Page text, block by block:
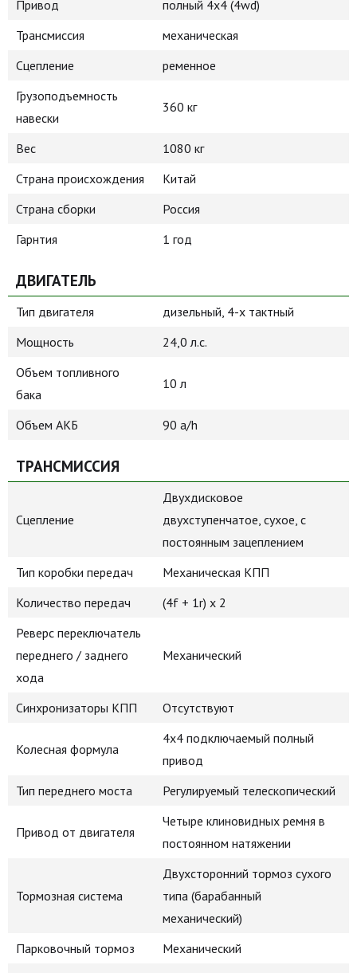
Привод
полный 4х4 (4wd)
Трансмиссия
механическая
Сцепление
ременное
Грузоподъемность
навески
360 кг
Вес
1080 кг
Страна происхождения
Китай
Страна сборки
Россия
Гарнтия
1 год
ДВИГАТЕЛЬ
Тип двигателя
дизельный, 4-х тактный
Мощность
24,0 л.с.
Объем топливного
бака
10 л
Объем АКБ 90 a/h
ТРАНСМИССИЯ
Сцепление
Двухдисковое
двухступенчатое, сухое, с
постоянным зацеплением
Тип коробки передач
Механическая КПП
Количество передач
(4f + 1r) x 2
Реверс переключатель
переднего / заднего
хода
Механический
Синхронизаторы КПП Отсутствуют
Колесная формула
4x4 подключаемый полный
привод
Тип переднего моста
Регулируемый телескопический
Привод от двигателя
Четыре клиновидных ремня в
постоянном натяжении
Тормозная система
Двухсторонний тормоз сухого
типа (барабанный
механический)
Парковочный тормоз
Механический